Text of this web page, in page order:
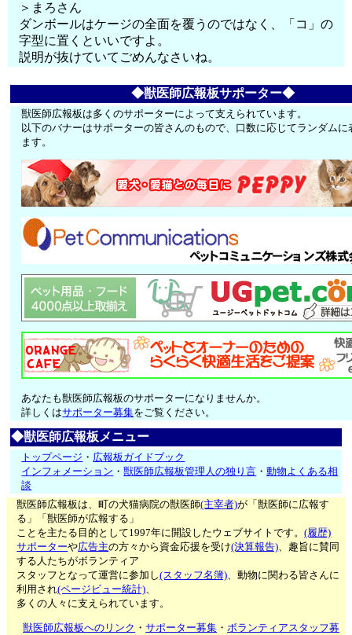
＞まろさん
ダンボールはケージの全面を覆うのではなく、「コ」の
字型に置くといいですよ。
説明が抜けていてごめんなさいね。
◆獣医師広報板サポーター◆
獣医師広報板は多くのサポーターによって支えられています。
以下のバナーはサポーターの皆さんのもので、口数に応じてランダムに
ます。
あなたも獣医師広報板のサポーターになりませんか。
詳しくはサポーター募集をご覧ください。
◆獣医師広報板メニュー
トップページ ・ 広報板ガイドブック
インフォメーション ・獣医師広報板管理人の独り言 ・動物よくある相
談
獣医師広報板は、町の犬猫病院の獣医師(主宰者)が「獣医師に広報す
る」「獣医師が広報する」
ことを主たる目的として1997年に開設したウェブサイトです。(履歴)
サポーターや広告主の方々から資金応援を受け(決算報告)、趣旨に賛同
する人たちがボランティア
スタッフとなって運営に参加し(スタッフ名簿)、動物に関わる皆さんに
利用され(ページビュー統計)、
多くの人々に支えられています。
獣医師広報板へのリンク ・サポーター募集 ・ボランティアスタッフ募